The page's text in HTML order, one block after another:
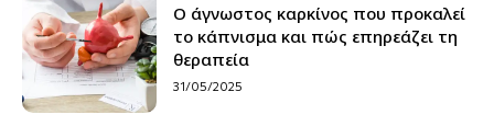
Ο άγνωστος καρκίνος που προκαλεί
το κάπνισμα και πώς επηρεάζει τη
θεραπεία
31/05/2025